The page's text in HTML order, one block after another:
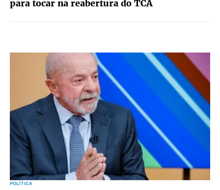
para tocar na reabertura do TCA
POLÍTICA